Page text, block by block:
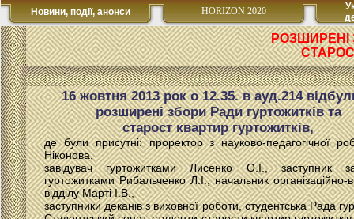
Новини, події, анонси HORIZON 2020
РОЗШИРЕНІ
16 жовтня 2013 рок о 12.35. в ауд.214
розширені збори Ради гуртожитків та
старост квартир гуртожитків,
де були присутні: проректор з науково-педагогічної
Ніконова,
завідувач гуртожитками Лисенко О.І., заступник
гуртожитками Рибальченко Л.І., начальник організаційно-
відділу Марті І.В.,
заступники деканів з виховної роботи, студентська Рада